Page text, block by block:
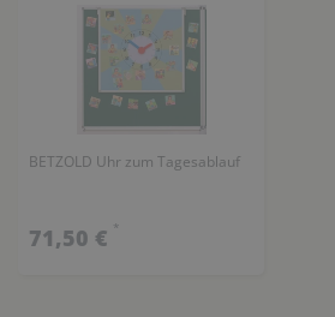
BETZOLD Uhr zum Tagesablauf
71,50 € *